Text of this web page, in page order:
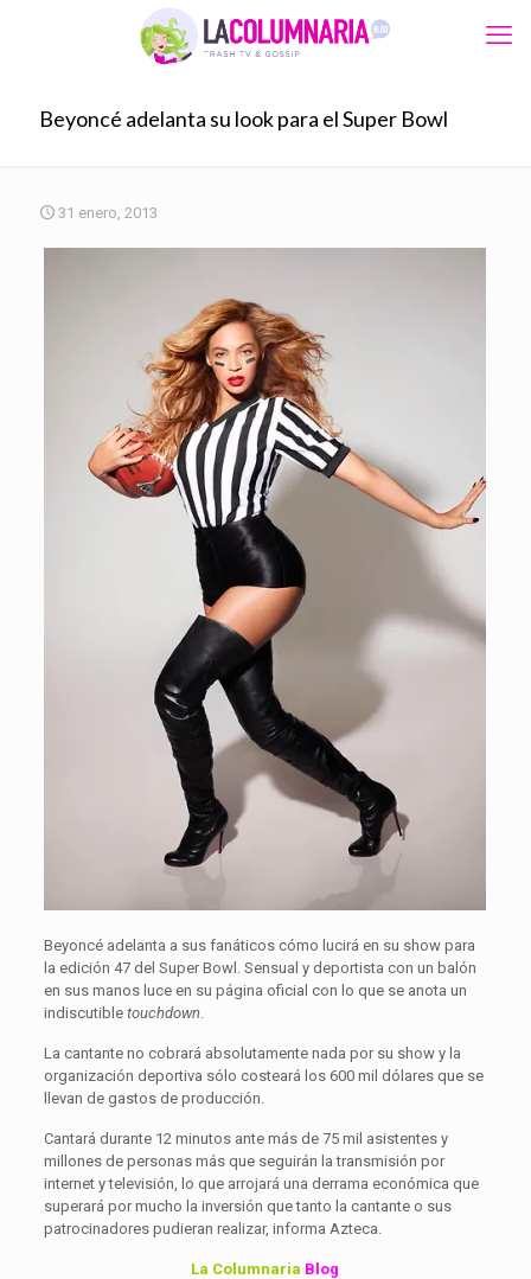
Beyoncé adelanta su look para el Super Bowl
31 enero, 2013
Beyoncé adelanta a sus fanáticos cómo lucirá en su show para
la edición 47 del Super Bowl. Sensual y deportista con un balón
en sus manos luce en su página oficial con lo que se anota un
indiscutible touchdown.
La cantante no cobrará absolutamente nada por su show y la
organización deportiva sólo costeará los 600 mil dólares que se
llevan de gastos de producción.
Cantará durante 12 minutos ante más de 75 mil asistentes y
millones de personas más que seguirán la transmisión por
internet y televisión, lo que arrojará una derrama económica que
superará por mucho la inversión que tanto la cantante o sus
patrocinadores pudieran realizar, informa Azteca.
La Columnaria Blog